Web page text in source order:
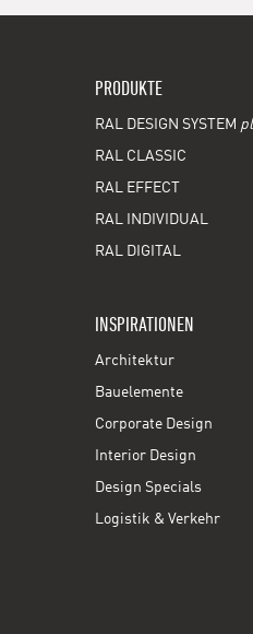
PRODUKTE
RAL DESIGN SYSTEM
RAL CLASSIC
RAL EFFECT
RAL INDIVIDUAL
RAL DIGITAL
INSPIRATIONEN
Architektur
Bauelemente
Corporate Design
Interior Design
Design Specials
Logistik & Verkehr